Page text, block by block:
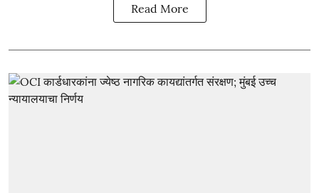
Read More